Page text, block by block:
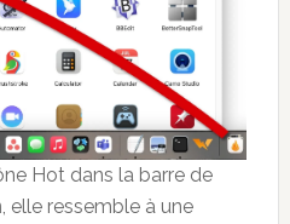
Hot dans la barre de
elle ressemble à une